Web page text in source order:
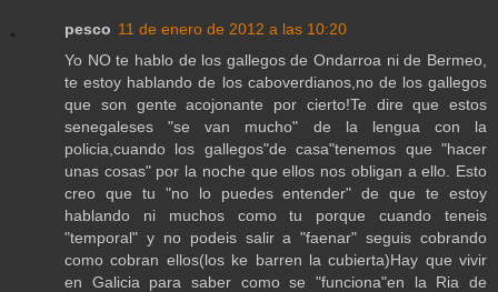
pesco 11 de enero de 2012 a las 10:20
Yo NO te hablo de los gallegos de Ondarroa ni de Bermeo,
te estoy hablando de los caboverdianos,no de los gallegos
que son gente acojonante por cierto!Te dire que estos
senegaleses "se van mucho" de la lengua con la
policia,cuando los gallegos"de casa"tenemos que "hacer
unas cosas" por la noche que ellos nos obligan a ello. Esto
creo que tu "no lo puedes entender" de que te estoy
hablando ni muchos como tu porque cuando teneis
"temporal" y no podeis salir a "faenar" seguis cobrando
como cobran ellos(los ke barren la cubierta)Hay que vivir
en Galicia para saber como se "funciona"en la Ria de